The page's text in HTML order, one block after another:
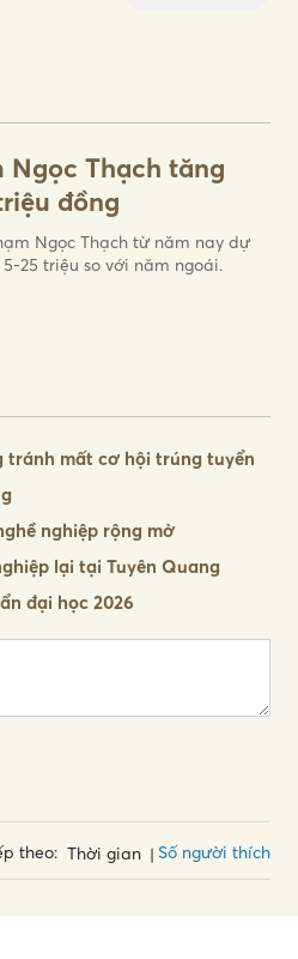
Ngọc Thạch tăng
đồng
Ngọc Thạch từ năm nay dự
25 triệu so với năm ngoái.
tránh mất cơ hội trúng tuyển
nghiệp rộng mở
lại tại Tuyên Quang
đại học 2026
theo: Thời gian Số người thích